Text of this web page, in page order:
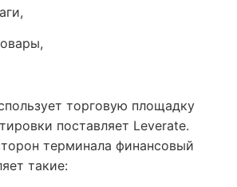
торговую площадку
поставляет Leverate.
терминала финансовый
такие: